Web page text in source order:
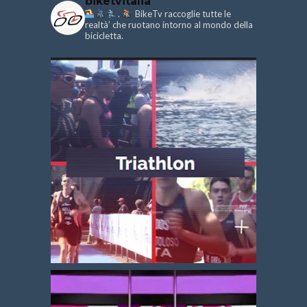
.
BikeTv raccoglie tutte le
realtà’ che ruotano intorno al mondo della
bicicletta.